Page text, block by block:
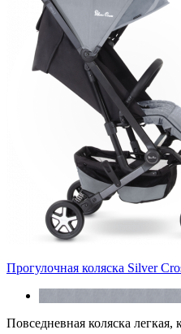
Прогулочная коляска Silver
Повседневная коляска